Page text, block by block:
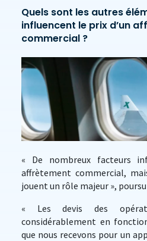
Quels sont les autres
influencent le prix d’un
commercial ?
« De nombreux facteurs
affrètement commercial,
jouent un rôle majeur »,
« Les devis des
considérablement en
que nous recevons pour un